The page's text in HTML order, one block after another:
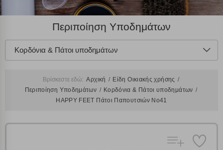
Περιποίηση Υποδημάτων
Κορδόνια & Πάτοι υποδημάτων
Βρίσκεστε εδώ: Αρχική
Είδη Οικιακής χρήσης
Περιποίηση Υποδημάτων
Κορδόνια & Πάτοι υποδημάτων
HAPPY FEET Πάτοι Παπουτσιών Νο41